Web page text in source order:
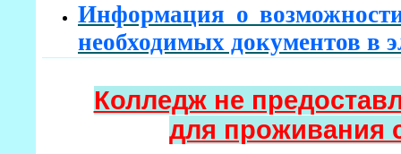
Информация о
необходимых документов в
Колледж не
для проживания